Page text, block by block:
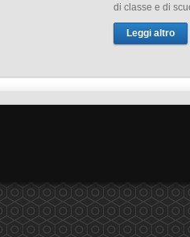
di classe e di
Leggi altro